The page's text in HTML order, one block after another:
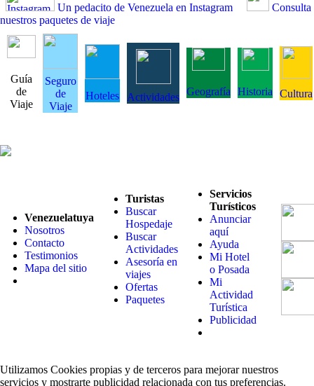
Un pedacito de Venezuela en Instagram
Consulta
nuestros paquetes de viaje
Guía
de
Viaje
Seguro
de
Viaje
Hoteles Actividades Geografía Historia Cultura
Venezuelatuya
Nosotros
Contacto
Testimonios
Mapa del sitio
Turistas
Buscar
Hospedaje
Buscar
Actividades
Asesoría en
viajes
Ofertas
Paquetes
Servicios
Turísticos
Anunciar
aquí
Ayuda
Mi Hotel
o Posada
Mi
Actividad
Turística
Publicidad
Utilizamos Cookies propias y de terceros para mejorar nuestros
servicios y mostrarte publicidad relacionada con tus preferencias.